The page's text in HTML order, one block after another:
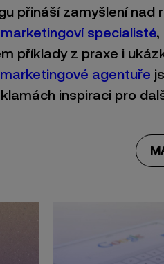
přináší zamyšlení
marketingoví specialisté,
příklady z praxe i
marketingové agentuře
inspiraci pro